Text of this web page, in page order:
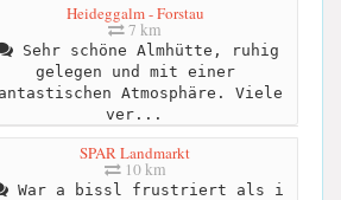
Heideggalm - Forstau
7 km
Sehr schöne Almhütte, ruhig
gelegen und mit einer
Atmosphäre. Viele
ver...
SPAR Landmarkt
10 km
War a bissl frustriert als i